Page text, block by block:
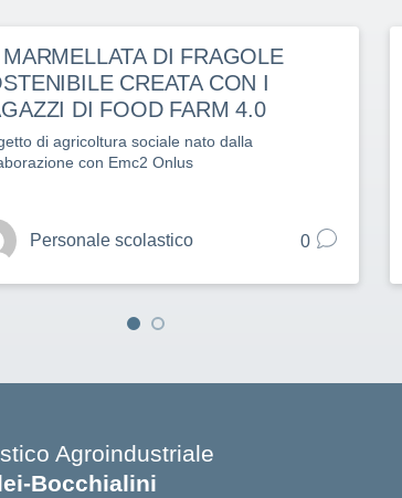
MARMELLATA DI FRAGOLE
CREATA CON I
DI FOOD FARM 4.0
di agricoltura sociale nato dalla
con Emc2 Onlus
Personale scolastico 0
Agroindustriale
Bocchialini